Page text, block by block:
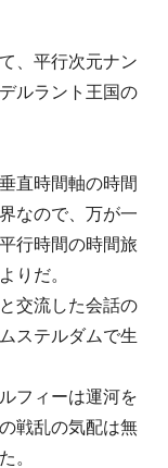
、平行次元ナン
ルラント王国の
直時間軸の時間
なので、万が一
行時間の時間旅
りだ。
交流した会話の
ステルダムで生
フィーは運河を
戦乱の気配は無
。